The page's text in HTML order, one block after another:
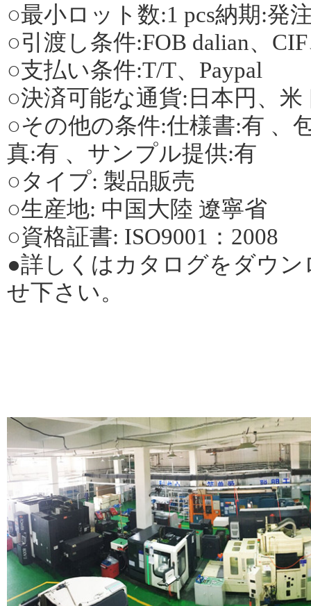
○最小ロット数:1 pcs納期:発
○引渡し条件:FOB dalian、
○支払い条件:T/T、Paypal
○決済可能な通貨:日本円、米
○その他の条件:仕様書:有 、
真:有 、サンプル提供:有
○タイプ: 製品販売
○生産地: 中国大陸 遼寧省
○資格証書: ISO9001：2008
●詳しくはカタログをダウ
せ下さい。